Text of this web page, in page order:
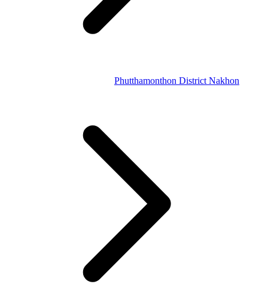
Phutthamonthon District Nakhon